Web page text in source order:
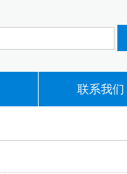
联系我们